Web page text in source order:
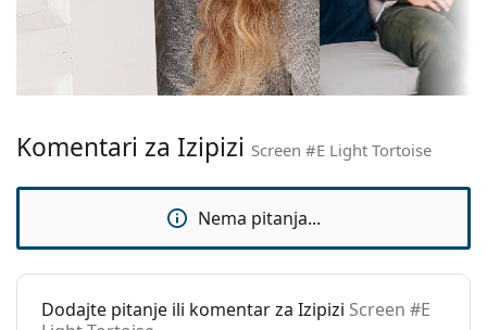
130 mm
150 mm
Težina:
135 g
Dodaci
Komentari za Izipizi Screen #E Light Tortoise
Nema pitanja...
Dodajte pitanje ili komentar za Izipizi Screen #E